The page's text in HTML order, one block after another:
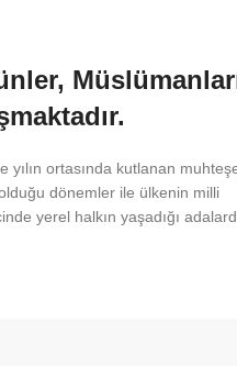
yılın ortasında kutlanan
dönemler ile ülkenin milli
yerel halkın yaşadığı